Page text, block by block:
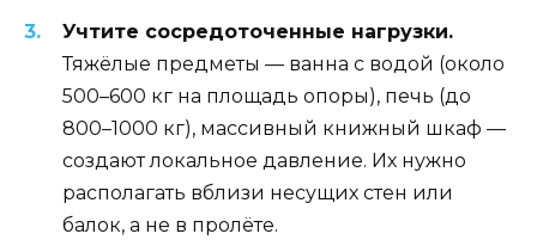
Учтите сосредоточенные нагрузки.
Тяжёлые предметы — ванна с водой (около
500–600 кг на площадь опоры), печь (до
800–1000 кг), массивный книжный шкаф —
создают локальное давление. Их нужно
располагать вблизи несущих стен или
балок, а не в пролёте.